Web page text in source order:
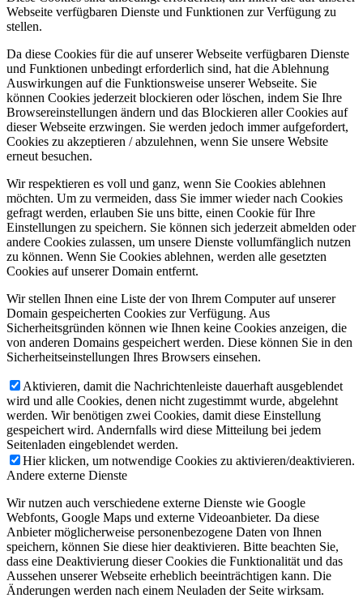
Webseite verfügbaren Dienste und Funktionen zur Verfügung zu
stellen.
Da diese Cookies für die auf unserer Webseite verfügbaren Dienste
und Funktionen unbedingt erforderlich sind, hat die Ablehnung
Auswirkungen auf die Funktionsweise unserer Webseite. Sie
können Cookies jederzeit blockieren oder löschen, indem Sie Ihre
Browsereinstellungen ändern und das Blockieren aller Cookies auf
dieser Webseite erzwingen. Sie werden jedoch immer aufgefordert,
Cookies zu akzeptieren / abzulehnen, wenn Sie unsere Website
erneut besuchen.
Wir respektieren es voll und ganz, wenn Sie Cookies ablehnen
möchten. Um zu vermeiden, dass Sie immer wieder nach Cookies
gefragt werden, erlauben Sie uns bitte, einen Cookie für Ihre
Einstellungen zu speichern. Sie können sich jederzeit abmelden oder
andere Cookies zulassen, um unsere Dienste vollumfänglich nutzen
zu können. Wenn Sie Cookies ablehnen, werden alle gesetzten
Cookies auf unserer Domain entfernt.
Wir stellen Ihnen eine Liste der von Ihrem Computer auf unserer
Domain gespeicherten Cookies zur Verfügung. Aus
Sicherheitsgründen können wie Ihnen keine Cookies anzeigen, die
von anderen Domains gespeichert werden. Diese können Sie in den
Sicherheitseinstellungen Ihres Browsers einsehen.
Aktivieren, damit die Nachrichtenleiste dauerhaft ausgeblendet
wird und alle Cookies, denen nicht zugestimmt wurde, abgelehnt
werden. Wir benötigen zwei Cookies, damit diese Einstellung
gespeichert wird. Andernfalls wird diese Mitteilung bei jedem
Seitenladen eingeblendet werden.
Hier klicken, um notwendige Cookies zu aktivieren/deaktivieren.
Andere externe Dienste
Wir nutzen auch verschiedene externe Dienste wie Google
Webfonts, Google Maps und externe Videoanbieter. Da diese
Anbieter möglicherweise personenbezogene Daten von Ihnen
speichern, können Sie diese hier deaktivieren. Bitte beachten Sie,
dass eine Deaktivierung dieser Cookies die Funktionalität und das
Aussehen unserer Webseite erheblich beeinträchtigen kann. Die
Änderungen werden nach einem Neuladen der Seite wirksam.